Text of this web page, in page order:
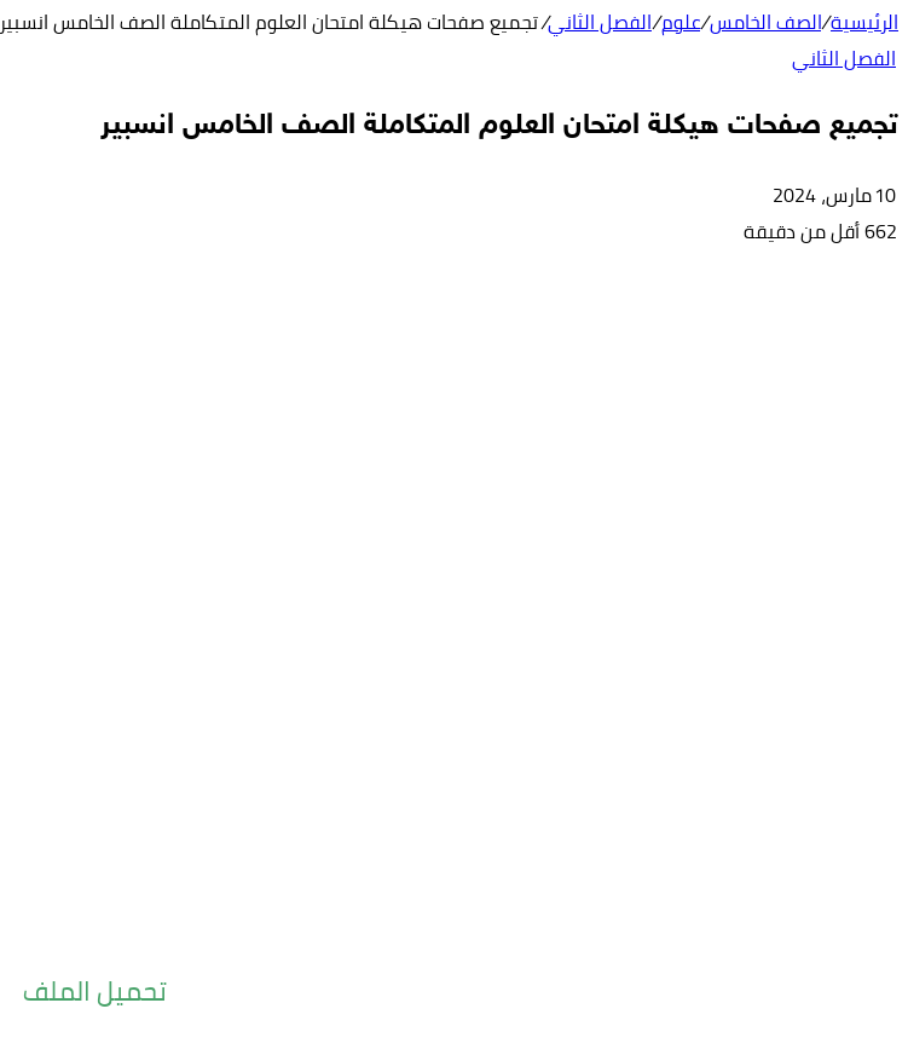
الرئيسية/الصف الخامس/علوم/الفصل الثاني/تجميع صفحات هيكلة امتحان العلوم المتكاملة الصف الخامس انسبير
الفصل الثاني
تجميع صفحات هيكلة امتحان العلوم المتكاملة الصف الخامس انسبير
10 مارس، 2024
662أقل من دقيقة
تحميل الملف